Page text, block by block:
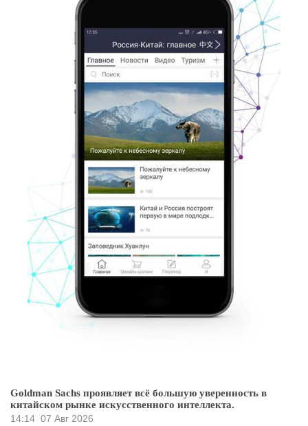
Goldman Sachs проявляет всё большую уверенность в
китайском рынке искусственного интеллекта.
14:14 07 Авг 2026